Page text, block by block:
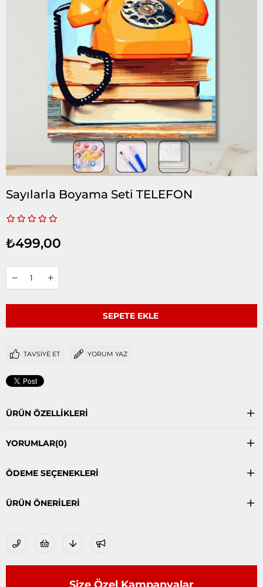
Sayılarla Boyama Seti TELEFON
₺499,00
TAVSIYE ET YORUM YAZ
ÜRÜN ÖZELLIKLERI
YORUMLAR(0)
ÖDEME SEÇENEKLERI
ÜRÜN ÖNERILERI